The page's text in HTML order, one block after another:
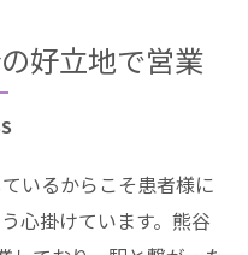
好立地で営業
いるからこそ患者様に
心掛けています。熊谷